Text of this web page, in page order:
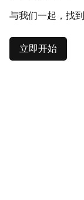
与我们一起，找
立即开始